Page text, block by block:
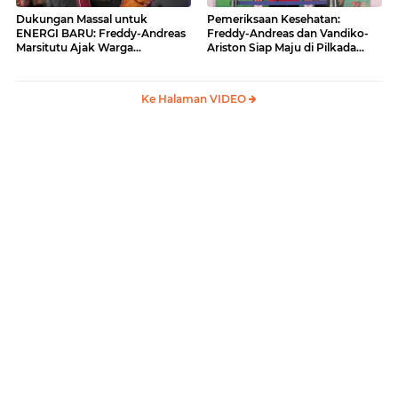
Dukungan Massal untuk
ENERGI BARU: Freddy-Andreas
Marsitutu Ajak Warga
Pemeriksaan Kesehatan:
Freddy-Andreas dan Vandiko-
Ariston Siap Maju di Pilkada
Ke Halaman VIDEO